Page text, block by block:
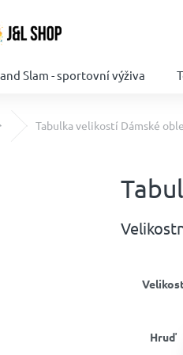
Slam - sportovní výživa
Domů Tabulka velikostí Dámské
Hruď